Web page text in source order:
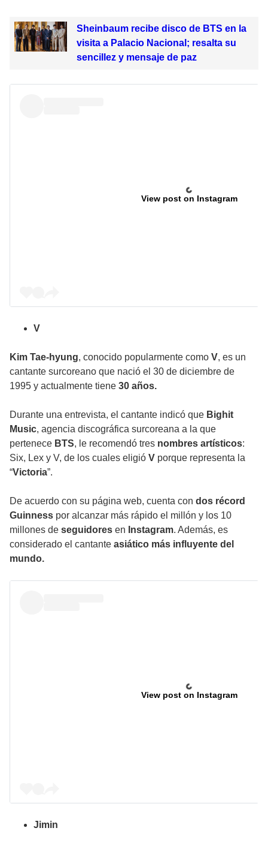
Sheinbaum recibe disco de BTS en la
visita a Palacio Nacional; resalta su
sencillez y mensaje de paz
View post on Instagram
V
Kim Tae-hyung, conocido popularmente como V, es un
cantante surcoreano que nació el 30 de diciembre de
1995 y actualmente tiene 30 años.
Durante una entrevista, el cantante indicó que Bighit
Music, agencia discográfica surcoreana a la que
pertenece BTS, le recomendó tres nombres artísticos:
Six, Lex y V, de los cuales eligió V porque representa la
“Victoria”.
De acuerdo con su página web, cuenta con dos récord
Guinness por alcanzar más rápido el millón y los 10
millones de seguidores en Instagram. Además, es
considerado el cantante asiático más influyente del
mundo.
View post on Instagram
Jimin